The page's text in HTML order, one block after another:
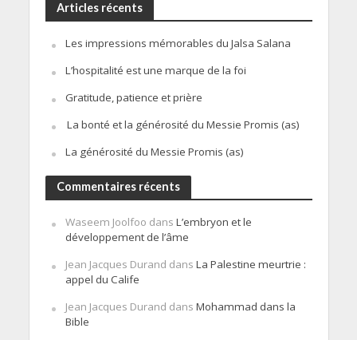
Articles récents
Les impressions mémorables du Jalsa Salana
L’hospitalité est une marque de la foi
Gratitude, patience et prière
La bonté et la générosité du Messie Promis (as)
La générosité du Messie Promis (as)
Commentaires récents
Waseem Joolfoo dans L’embryon et le
développement de l’âme
Jean Jacques Durand dans La Palestine meurtrie :
appel du Calife
Jean Jacques Durand dans Mohammad dans la
Bible